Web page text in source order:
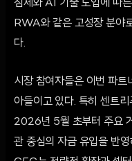
침체와 AI 기술 도입에 따
RWA와 같은 고성장 분야
다.
시장 참여자들은 이번 파
아들이고 있다. 특히 센트
2026년 5월 초부터 주요
관 중심의 자금 유입을 반